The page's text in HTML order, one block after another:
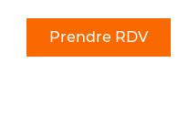
Prendre RDV